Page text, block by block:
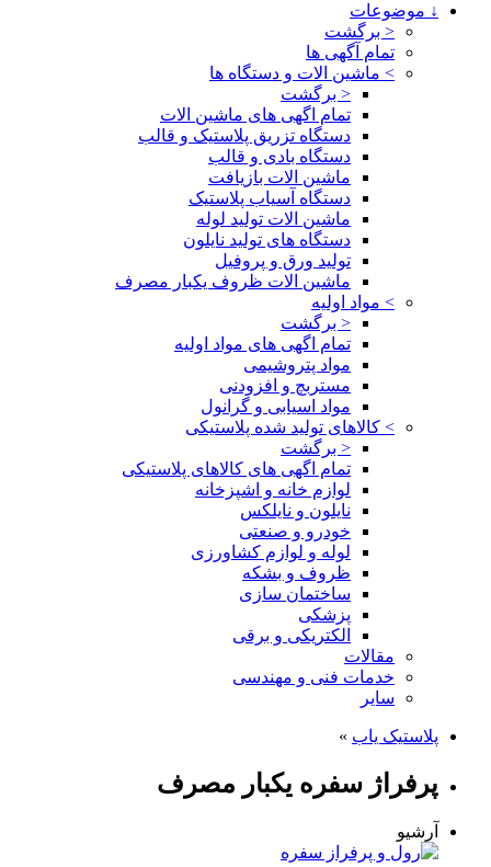
↓ موضوعات
< برگشت
تمام آگهی ها
> ماشین الات و دستگاه ها
< برگشت
تمام اگهی های ماشین الات
دستگاه تزریق پلاستیک و قالب
دستگاه بادی و قالب
ماشین الات بازیافت
دستگاه آسیاب پلاستیک
ماشین الات تولید لوله
دستگاه های تولید نایلون
تولید ورق و پروفیل
ماشین الات ظروف یکبار مصرف
> مواد اولیه
< برگشت
تمام اگهی های مواد اولیه
مواد پتروشیمی
مستربچ و افزودنی
مواد اسیابی و گرانول
> کالاهای تولید شده پلاستیکی
< برگشت
تمام اگهی های کالاهای پلاستیکی
لوازم خانه و اشپزخانه
نایلون و نایلکس
خودرو و صنعتی
لوله و لوازم کشاورزی
ظروف و بشکه
ساختمان سازی
پزشکی
الکتریکی و برقی
مقالات
خدمات فنی و مهندسی
سایر
پلاستیک یاب »
پرفراژ سفره یکبار مصرف
آرشیو